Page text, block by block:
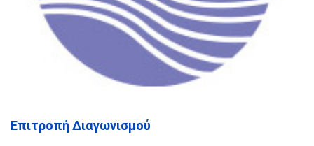
Επιτροπή Διαγωνισμού